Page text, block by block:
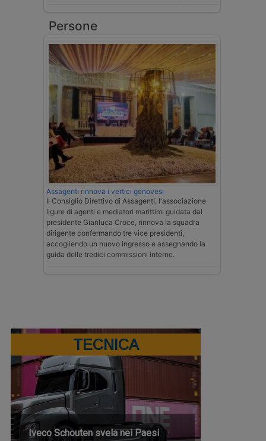
Persone
Assagenti rinnova i vertici genovesi
Il Consiglio Direttivo di Assagenti, l'associazione
ligure di agenti e mediatori marittimi guidata dal
presidente Gianluca Croce, rinnova la squadra
dirigente confermando tre vice presidenti,
accogliendo un nuovo ingresso e assegnando la
guida delle tredici commissioni interne.
TECNICA
Iveco Schouten svela nei Paesi